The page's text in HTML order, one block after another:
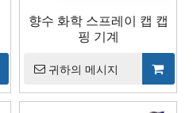
향수 화학 스프레이 캡 캡
핑 기계
귀하의 메시지